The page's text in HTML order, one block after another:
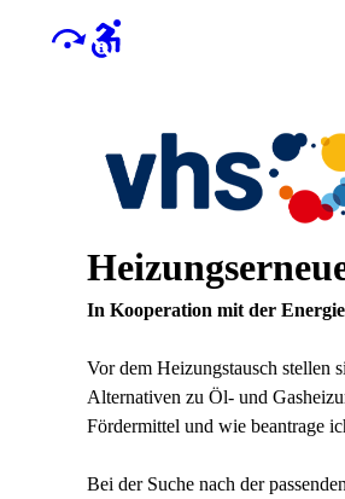
In Kooperation mit der
Vor dem Heizungstausch stellen
Alternativen zu Öl- und
Fördermittel und wie beantrage
Bei der Suche nach der